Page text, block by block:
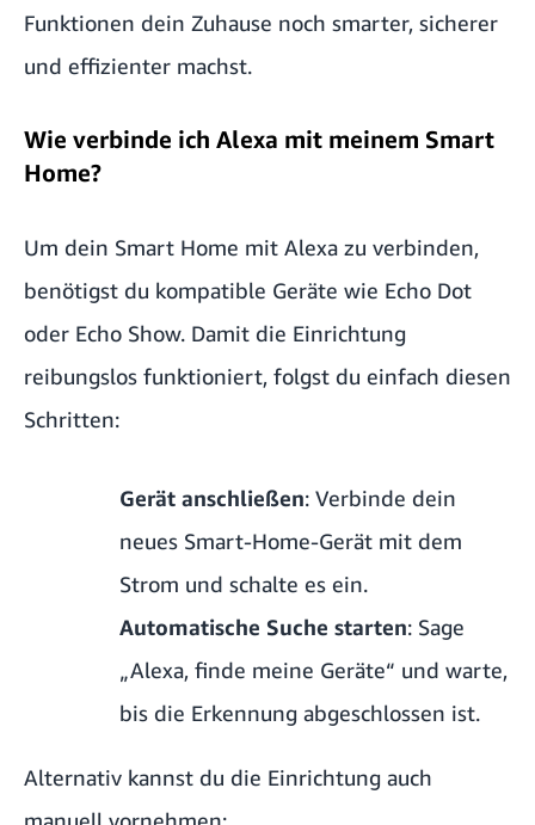
Funktionen dein Zuhause noch smarter, sicherer
und effizienter machst.
Wie verbinde ich Alexa mit meinem Smart
Home?
Um dein Smart Home mit Alexa zu verbinden,
benötigst du kompatible Geräte wie Echo Dot
oder Echo Show. Damit die Einrichtung
reibungslos funktioniert, folgst du einfach diesen
Schritten:
Gerät anschließen: Verbinde dein
neues Smart-Home-Gerät mit dem
Strom und schalte es ein.
Automatische Suche starten: Sage
„Alexa, finde meine Geräte“ und warte,
bis die Erkennung abgeschlossen ist.
Alternativ kannst du die Einrichtung auch